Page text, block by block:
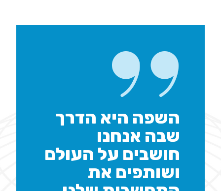
השפה היא הדרך
שבה אנחנו
חושבים על העולם
ושותפים את